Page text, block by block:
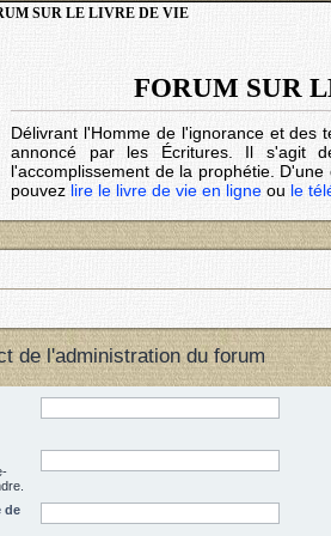
SUR LE LIVRE DE VIE
FORUM SUR
Délivrant l'Homme de l'ignorance et des
annoncé par les Écritures. Il s'agit
l'accomplissement de la prophétie.
pouvez lire le livre de vie en ligne ou le
de l'administration du forum
de